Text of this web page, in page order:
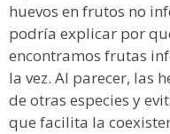
huevos en frutos no
podría explicar por
encontramos frutas
la vez. Al parecer, las
de otras especies y
que facilita la